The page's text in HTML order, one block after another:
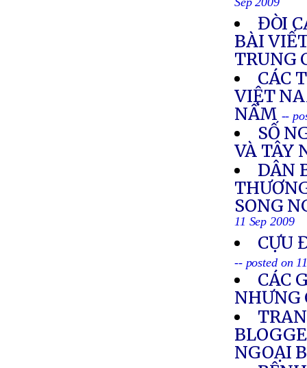
Sep 2009
ĐÒI
BÀI
TRUNG
CÁC
VIỆT
NẤM --
SỐ
VÀ TÂY
DÂN
SONG
11 Sep 2009
CỰU
-- posted on
CÁC
NHƯNG
NGOẠI